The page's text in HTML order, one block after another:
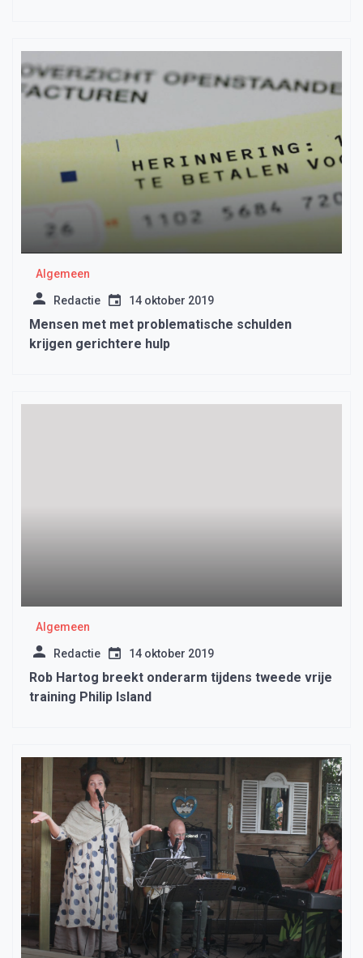
Algemeen
Redactie 14 oktober 2019
Mensen met met problematische schulden
krijgen gerichtere hulp
Algemeen
Redactie 14 oktober 2019
Rob Hartog breekt onderarm tijdens tweede vrije
training Philip Island